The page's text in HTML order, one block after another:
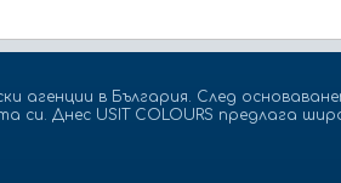
агенции в България. След
Днес USIT COLOURS предлага